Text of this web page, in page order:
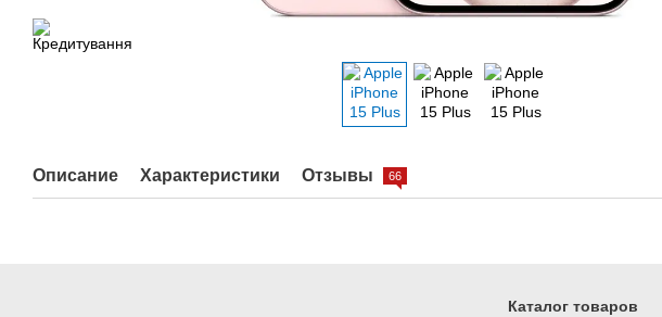
Описание Характеристики Отзывы 66
Каталог товаров